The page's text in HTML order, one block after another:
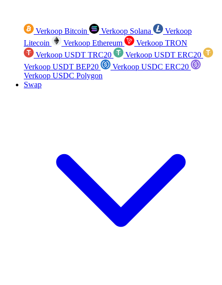
Verkoop Bitcoin Verkoop Solana
Verkoop
Litecoin
Verkoop Ethereum
Verkoop TRON
Verkoop USDT TRC20
Verkoop USDT ERC20
Verkoop USDT BEP20
Verkoop USDC ERC20
Verkoop USDC Polygon
Swap